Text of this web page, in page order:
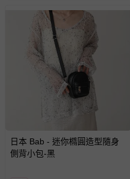
商品、食品等）。
客製化商品（例如客
報紙、期刊或雜誌（
新費用）。
經消費者拆封之影音
等）。
非以有形媒介提供之
上服務，經消費者事
戲或活動點數等）。
已拆封之以下類型商品
日本 Bab - 迷你橢圓造型隨身
側背小包-黑